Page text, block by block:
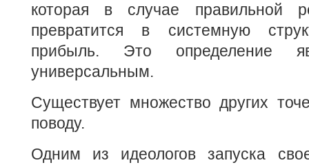
которая в случае правильной
превратится в системную
прибыль. Это определение
универсальным.
Существует множество других
поводу.
Одним из идеологов запуска